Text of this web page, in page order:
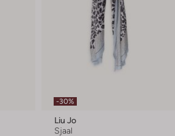
-30%
Liu Jo
Sjaal